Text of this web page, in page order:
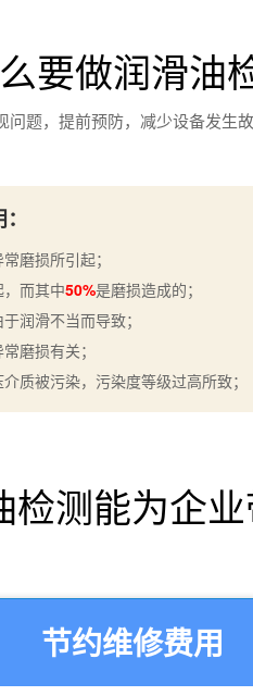
要做润滑油
问题，提前预防，减少设备发生
磨损所引起；
而其中50%是磨损造成的；
润滑不当而导致；
磨损有关；
质被污染，污染度等级过高所致；
检测能为企业
节约维修费用